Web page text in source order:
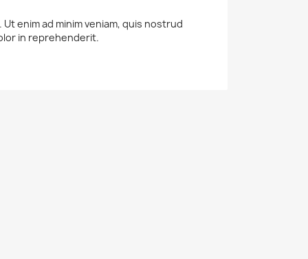
enim ad minim veniam, quis nostrud
in reprehenderit.